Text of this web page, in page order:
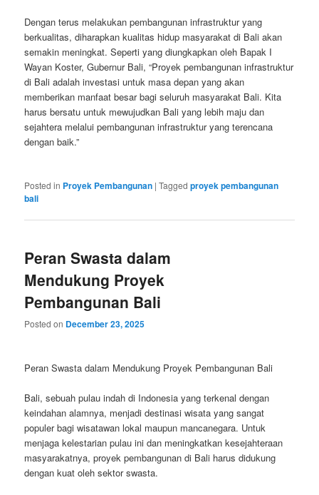
Dengan terus melakukan pembangunan infrastruktur yang
berkualitas, diharapkan kualitas hidup masyarakat di Bali akan
semakin meningkat. Seperti yang diungkapkan oleh Bapak I
Wayan Koster, Gubernur Bali, “Proyek pembangunan infrastruktur
di Bali adalah investasi untuk masa depan yang akan
memberikan manfaat besar bagi seluruh masyarakat Bali. Kita
harus bersatu untuk mewujudkan Bali yang lebih maju dan
sejahtera melalui pembangunan infrastruktur yang terencana
dengan baik.”
Posted in Proyek Pembangunan |Tagged proyek pembangunan
bali
Peran Swasta dalam
Mendukung Proyek
Pembangunan Bali
Posted on December 23, 2025
Peran Swasta dalam Mendukung Proyek Pembangunan Bali
Bali, sebuah pulau indah di Indonesia yang terkenal dengan
keindahan alamnya, menjadi destinasi wisata yang sangat
populer bagi wisatawan lokal maupun mancanegara. Untuk
menjaga kelestarian pulau ini dan meningkatkan kesejahteraan
masyarakatnya, proyek pembangunan di Bali harus didukung
dengan kuat oleh sektor swasta.